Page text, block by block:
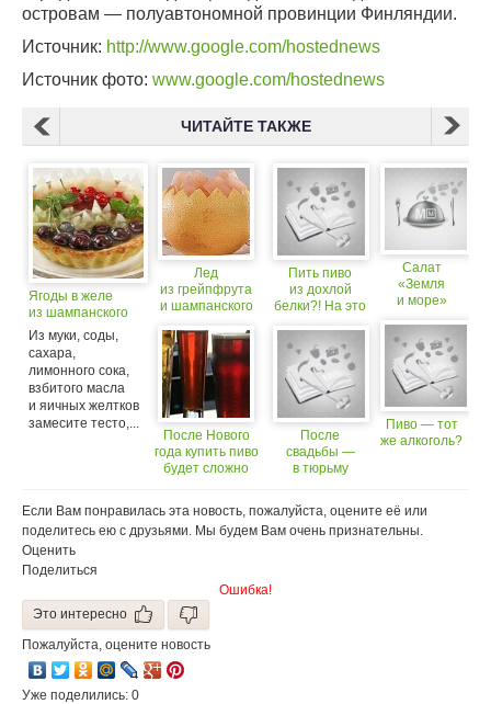
островам — полуавтономной провинции Финляндии.
Источник: http://www.google.com/hostednews
Источник фото: www.google.com/hostednews
ЧИТАЙТЕ ТАКЖЕ
Ягоды в желе
из шампанского
Из муки, соды,
сахара,
лимонного сока,
взбитого масла
и яичных желтков
замесите тесто,...
Лед
из грейпфрута
и шампанского
После Нового
года купить пиво
будет сложно
Пить пиво
из дохлой
белки?! На это
способны
После
свадьбы —
в тюрьму
Салат
«Земля
и море»
Пиво — тот
же алкоголь?
Если Вам понравилась эта новость, пожалуйста, оцените её или
поделитесь ею с друзьями. Мы будем Вам очень признательны.
Оценить
Поделиться
Ошибка!
Это интересно
Пожалуйста, оцените новость
Уже поделились: 0